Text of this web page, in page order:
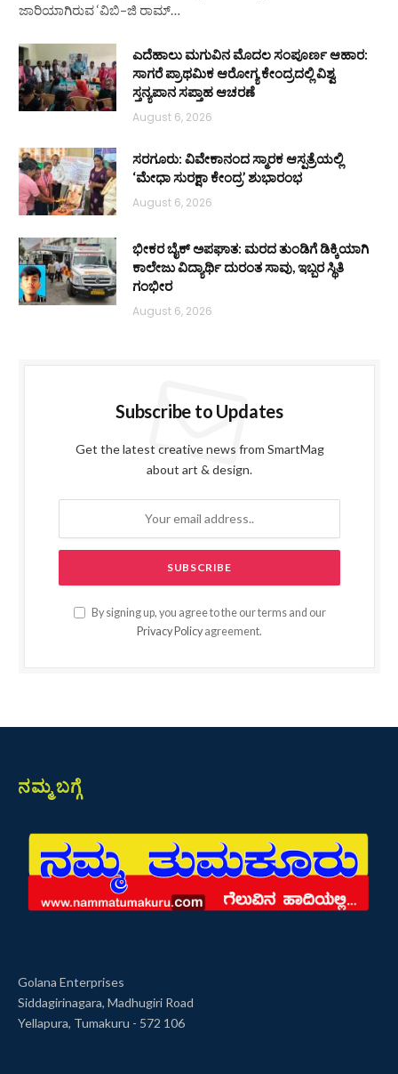
ಜಾರಿಯಾಗಿರುವ ‘ವಿಬಿ–ಜಿ ರಾಮ್…
ಎದೆಹಾಲು ಮಗುವಿನ ಮೊದಲ ಸಂಪೂರ್ಣ ಆಹಾರ:
ಸಾಗರೆ ಪ್ರಾಥಮಿಕ ಆರೋಗ್ಯ ಕೇಂದ್ರದಲ್ಲಿ ವಿಶ್ವ
ಸ್ತನ್ಯಪಾನ ಸಪ್ತಾಹ ಆಚರಣೆ
August 6, 2026
ಸರಗೂರು: ವಿವೇಕಾನಂದ ಸ್ಮಾರಕ ಆಸ್ಪತ್ರೆಯಲ್ಲಿ
‘ಮೇಧಾ ಸುರಕ್ಷಾ ಕೇಂದ್ರ’ ಶುಭಾರಂಭ
August 6, 2026
ಭೀಕರ ಬೈಕ್ ಅಪಘಾತ: ಮರದ ತುಂಡಿಗೆ ಡಿಕ್ಕಿಯಾಗಿ
ಕಾಲೇಜು ವಿದ್ಯಾರ್ಥಿ ದುರಂತ ಸಾವು, ಇಬ್ಬರ ಸ್ಥಿತಿ
ಗಂಭೀರ
August 6, 2026
Subscribe to Updates
Get the latest creative news from SmartMag
about art & design.
By signing up, you agree to the our terms and our
Privacy Policy agreement.
ನಮ್ಮ ಬಗ್ಗೆ
Golana Enterprises
Siddagirinagara, Madhugiri Road
Yellapura, Tumakuru - 572 106